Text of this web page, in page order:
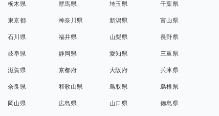
栃木県 群馬県 埼玉県 千葉県
東京都 神奈川県 新潟県 富山県
石川県 福井県 山梨県 長野県
岐阜県 静岡県 愛知県 三重県
滋賀県 京都府 大阪府 兵庫県
奈良県 和歌山県 鳥取県 島根県
岡山県 広島県 山口県 徳島県